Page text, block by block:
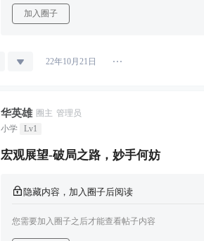
加入圈子
22年10月21日
华英雄 圈主 管理员
小学
Lv1
宏观展望-破局之路，妙手何妨
隐藏内容，加入圈子后阅读
您需要加入圈子之后才能查看帖子内容